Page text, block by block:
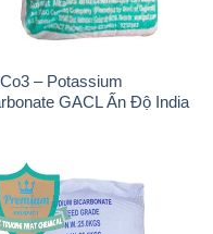
– Potassium
GACL Ấn Độ India